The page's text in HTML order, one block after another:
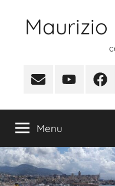
Email Youtube
Menu